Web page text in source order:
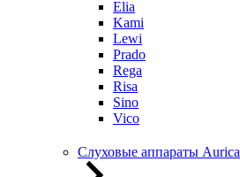
Elia
Kami
Lewi
Prado
Rega
Risa
Sino
Vico
Слуховые аппараты Aurica